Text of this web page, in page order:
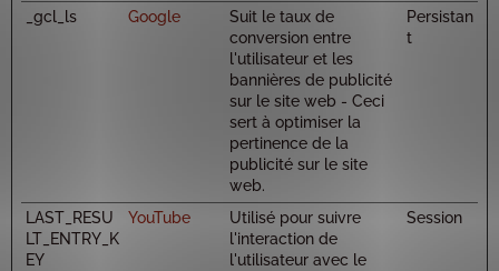
_gcl_ls Google
Suit le taux de
conversion entre
l'utilisateur et les
bannières de publicité
sur le site web - Ceci
sert à optimiser la
pertinence de la
publicité sur le site
web.
Persistan
t
LAST_RESU
LT_ENTRY_K
EY
YouTube
Utilisé pour suivre
l'interaction de
l'utilisateur avec le
Session